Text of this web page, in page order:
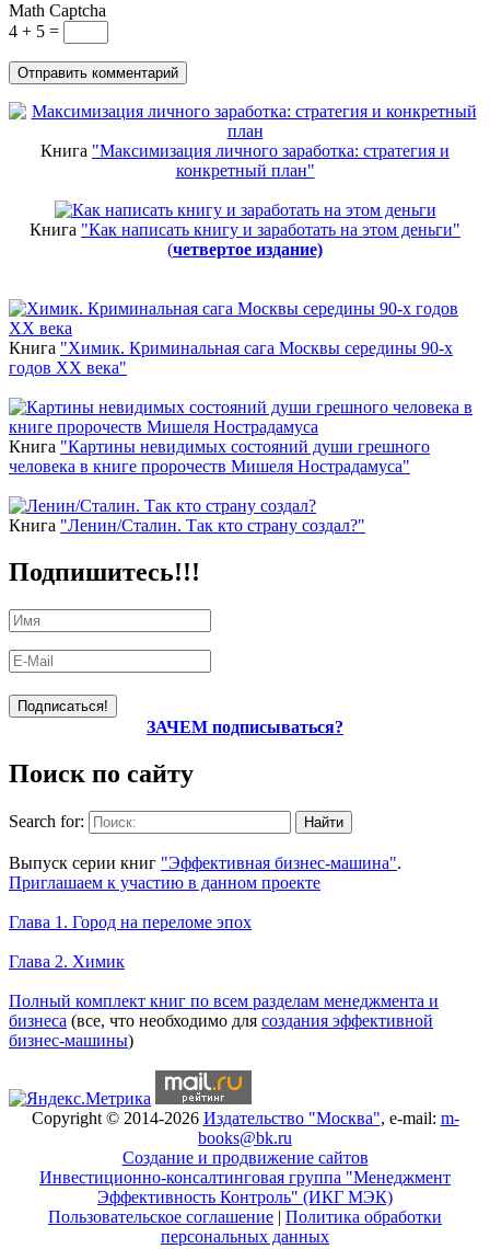
Math Captcha
4 + 5 =
Книга "Максимизация личного заработка: стратегия и
конкретный план"
Книга "Как написать книгу и заработать на этом деньги"
(четвертое издание)
Книга "Химик. Криминальная сага Москвы середины 90-х
годов ХХ века"
Книга "Картины невидимых состояний души грешного
человека в книге пророчеств Мишеля Нострадамуса"
Книга "Ленин/Сталин. Так кто страну создал?"
Подпишитесь!!!
ЗАЧЕМ подписываться?
Поиск по сайту
Search for:
Выпуск серии книг "Эффективная бизнес-машина".
Приглашаем к участию в данном проекте
Глава 1. Город на переломе эпох
Глава 2. Химик
Полный комплект книг по всем разделам менеджмента и
бизнеса (все, что необходимо для создания эффективной
бизнес-машины)
Copyright © 2014-2026 Издательство "Москва", e-mail: m-
books@bk.ru
Создание и продвижение сайтов
Инвестиционно-консалтинговая группа "Менеджмент
Эффективность Контроль" (ИКГ МЭК)
Пользовательское соглашение | Политика обработки
персональных данных